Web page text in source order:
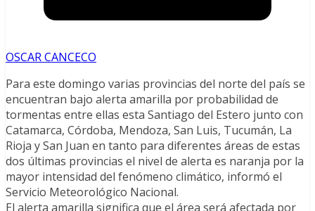
OSCAR CANCECO
Para este domingo varias provincias del norte del país se
encuentran bajo alerta amarilla por probabilidad de
tormentas entre ellas esta Santiago del Estero junto con
Catamarca, Córdoba, Mendoza, San Luis, Tucumán, La
Rioja y San Juan en tanto para diferentes áreas de estas
dos últimas provincias el nivel de alerta es naranja por la
mayor intensidad del fenómeno climático, informó el
Servicio Meteorológico Nacional.
El alerta amarilla significa que el área será afectada por